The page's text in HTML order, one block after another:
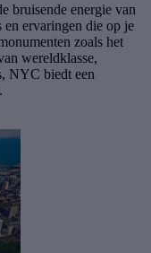
bruisende energie van
ervaringen die op je
zoals het
wereldklasse,
NYC biedt een